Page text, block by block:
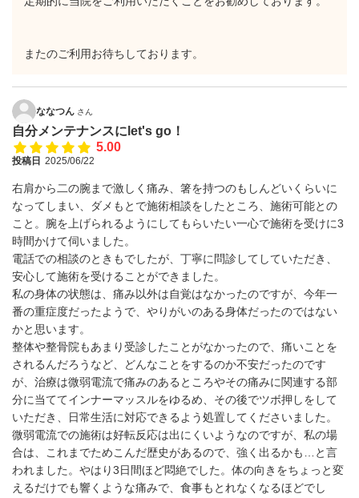
またのご利用お待ちしております。
ななつん さん
自分メンテナンスにlet's go！
5.00
投稿日 2025/06/22
右肩から二の腕まで激しく痛み、箸を持つのもしんどいくらいに
なってしまい、ダメもとで施術相談をしたところ、施術可能との
こと。腕を上げられるようにしてもらいたい一心で施術を受けに3
時間かけて伺いました。
電話での相談のときもでしたが、丁寧に問診してしていただき、
安心して施術を受けることができました。
私の身体の状態は、痛み以外は自覚はなかったのですが、今年一
番の重症度だったようで、やりがいのある身体だったのではない
かと思います。
整体や整骨院もあまり受診したことがなかったので、痛いことを
されるんだろうなど、どんなことをするのか不安だったのです
が、治療は微弱電流で痛みのあるところやその痛みに関連する部
分に当ててインナーマッスルをゆるめ、その後でツボ押しをして
いただき、日常生活に対応できるよう処置してくださいました。
微弱電流での施術は好転反応は出にくいようなのですが、私の場
合は、これまでためこんだ歴史があるので、強く出るかも…と言
われました。やはり3日間ほど悶絶でした。体の向きをちょっと変
えるだけでも響くような痛みで、食事もとれなくなるほどでし